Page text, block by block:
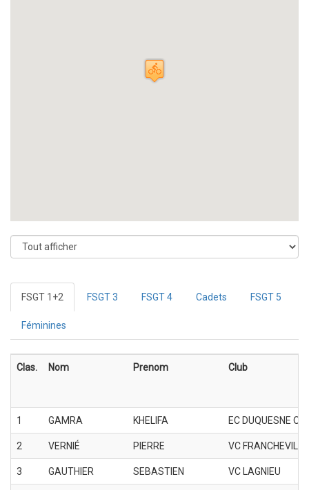
FSGT 1+2 FSGT 3 FSGT 4 Cadets FSGT 5
Féminines
Clas. Nom Prenom Club
1 GAMRA KHELIFA EC DUQUESNE
2 VERNIÉ PIERRE VC FRANCHEVILLE
3 GAUTHIER SEBASTIEN VC LAGNIEU